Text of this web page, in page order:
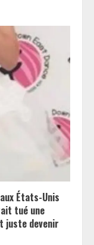
États-Unis
tué une
juste devenir